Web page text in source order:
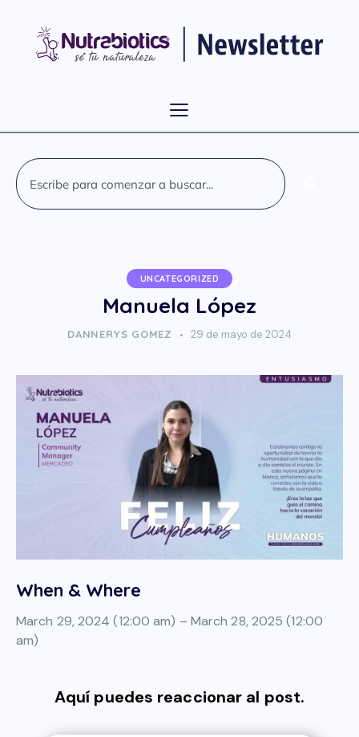
UNCATEGORIZED
Manuela López
DANNERYS GOMEZ 29 de mayo de 2024
When & Where
March 29, 2024 (12:00 am) – March 28, 2025 (12:00
am)
Aquí puedes reaccionar al post.